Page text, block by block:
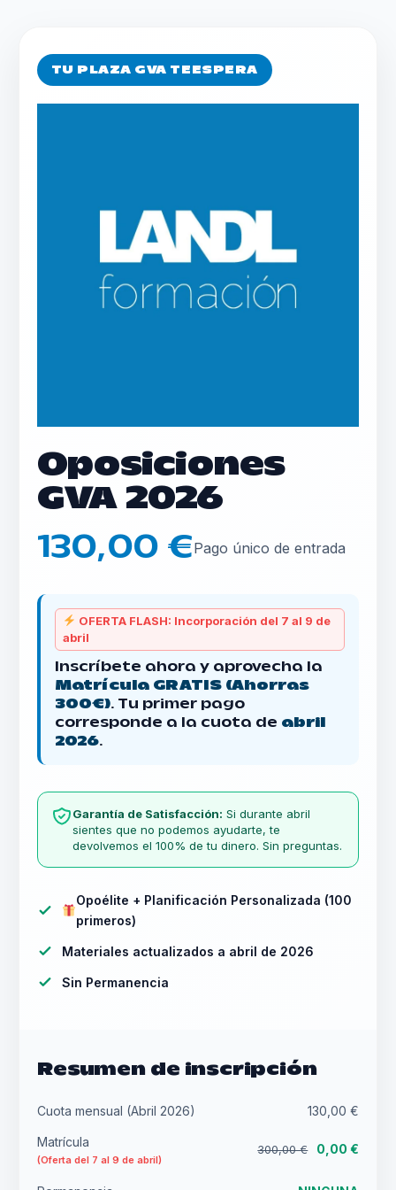
TU PLAZA GVA TE ESPERA
Oposiciones
GVA 2026
130,00 €Pago único de entrada
OFERTA FLASH: Incorporación del 7 al 9 de
abril
Inscríbete ahora y aprovecha la
Matrícula GRATIS (Ahorras
300€). Tu primer pago
corresponde a la cuota de abril
2026.
Garantía de Satisfacción: Si durante abril
sientes que no podemos ayudarte, te
devolvemos el 100% de tu dinero. Sin preguntas.
Opoélite + Planificación Personalizada (100
primeros)
Materiales actualizados a abril de 2026
Sin Permanencia
Resumen de inscripción
Cuota mensual (Abril 2026) 130,00 €
Matrícula
(Oferta del 7 al 9 de abril)
300,00 € 0,00 €